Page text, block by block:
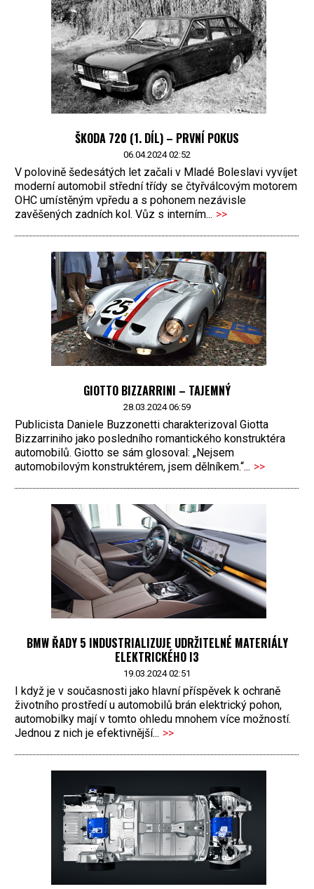
ŠKODA 720 (1. DÍL) – PRVNÍ POKUS
06.04.2024 02:52
V polovině šedesátých let začali v Mladé Boleslavi vyvíjet
moderní automobil střední třídy se čtyřválcovým motorem
OHC umístěným vpředu a s pohonem nezávisle
zavěšených zadních kol. Vůz s interním... >>
GIOTTO BIZZARRINI – TAJEMNÝ
28.03.2024 06:59
Publicista Daniele Buzzonetti charakterizoval Giotta
Bizzarriniho jako posledního romantického konstruktéra
automobilů. Giotto se sám glosoval: „Nejsem
automobilovým konstruktérem, jsem dělníkem.“... >>
BMW ŘADY 5 INDUSTRIALIZUJE UDRŽITELNÉ MATERIÁLY
ELEKTRICKÉHO I3
19.03.2024 02:51
I když je v současnosti jako hlavní příspěvek k ochraně
životního prostředí u automobilů brán elektrický pohon,
automobilky mají v tomto ohledu mnohem více možností.
Jednou z nich je efektivnější... >>